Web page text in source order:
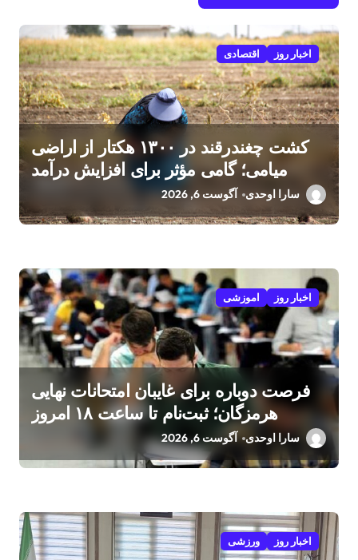
اخبار روز اقتصادی
کشت چغندرقند در ۱۳۰۰ هکتار از اراضی
میامی؛ گامی مؤثر برای افزایش درآمد
سارا اوحدی آگوست 6, 2026
اخبار روز اموزشی
فرصت دوباره برای غایبان امتحانات نهایی
هرمزگان؛ ثبت‌نام تا ساعت ۱۸ امروز
سارا اوحدی آگوست 6, 2026
اخبار روز ورزشی